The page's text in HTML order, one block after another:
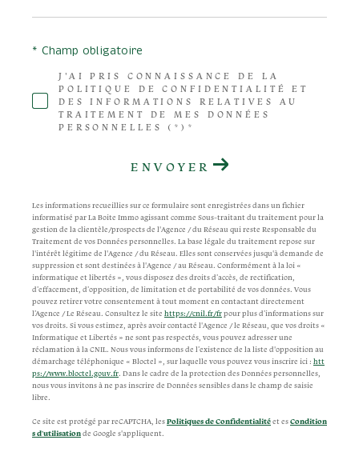
J'AI PRIS CONNAISSANCE DE LA
POLITIQUE DE CONFIDENTIALITÉ ET
DES INFORMATIONS RELATIVES AU
TRAITEMENT DE MES DONNÉES
PERSONNELLES (*)*
* Champ obligatoire
ENVOYER
Les informations recueillies sur ce formulaire sont enregistrées dans un fichier
informatisé par La Boite Immo agissant comme Sous-traitant du traitement pour la
gestion de la clientèle/prospects de l'Agence / du Réseau qui reste Responsable du
Traitement de vos Données personnelles. La base légale du traitement repose sur
l'intérêt légitime de l'Agence / du Réseau. Elles sont conservées jusqu'à demande de
suppression et sont destinées à l'Agence / au Réseau. Conformément à la loi «
informatique et libertés », vous disposez des droits d’accès, de rectification,
d’effacement, d’opposition, de limitation et de portabilité de vos données. Vous
pouvez retirer votre consentement à tout moment en contactant directement
l’Agence / Le Réseau. Consultez le site https://cnil.fr/frpour plus d’informations sur
vos droits. Si vous estimez, après avoir contacté l'Agence / le Réseau, que vos droits «
Informatique et Libertés » ne sont pas respectés, vous pouvez adresser une
réclamation à la CNIL. Nous vous informons de l’existence de la liste d'opposition au
démarchage téléphonique « Bloctel », sur laquelle vous pouvez vous inscrire ici : htt
ps://www.bloctel.gouv.fr. Dans le cadre de la protection des Données personnelles,
nous vous invitons à ne pas inscrire de Données sensibles dans le champ de saisie
libre.
Ce site est protégé par reCAPTCHA, lesPolitiques de Confidentialitéet esCondition
s d'utilisationde Google s'appliquent.